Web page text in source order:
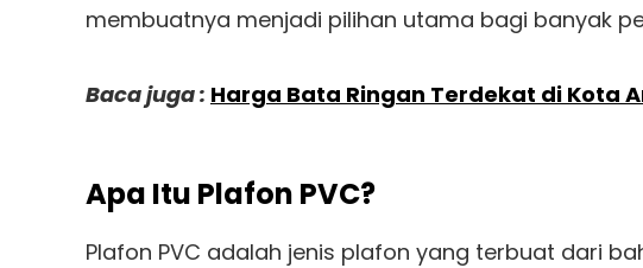
membuatnya menjadi pilihan utama bagi banyak
Baca juga : Harga Bata Ringan Terdekat di Kota
Apa Itu Plafon PVC?
Plafon PVC adalah jenis plafon yang terbuat dari